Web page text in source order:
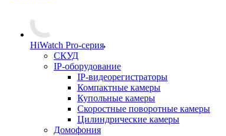
HiWatch Pro-серия
CКУД
IP-оборудование
IP-видеорегистраторы
Компактные камеры
Купольные камеры
Скоростные поворотные камеры
Цилиндрические камеры
Домофония